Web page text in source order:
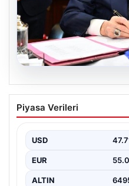
05.08.2026
Bahçeli’den
Bin yıllık
Kardeşliğimiz Resmen
Hareket…
Piyasa Verileri
USD
EUR
ALTIN